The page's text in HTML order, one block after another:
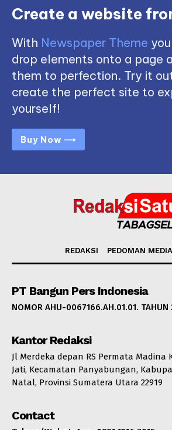
Create a website
With Newspaper Theme
drop elements onto a page
them to perfection. Try it
create the perfect site to
yourself!
Buy Now ⟶
REDAKSI PEDOMAN
PT Bangun Pers Indonesia
NOMOR AHU-0067166.AH.01.01. TAHUN
Kantor Redaksi
Jl Merdeka depan RS Permata Madina
Jati, Kecamatan Panyabungan,
Natal, Provinsi Sumatera Utara 22919
Contact